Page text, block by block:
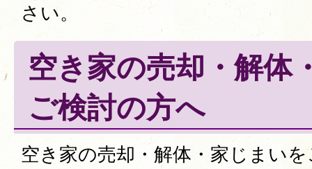
さい。
空き家の売却・解体
ご検討の方へ
空き家の売却・解体・家じまい